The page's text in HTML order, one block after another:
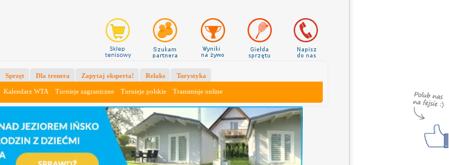
Kalendarz WTA Turnieje zagraniczne Turnieje polskie Transmisje online
Sprzęt Dla trenera Zapytaj eksperta! Relaks Turystyka